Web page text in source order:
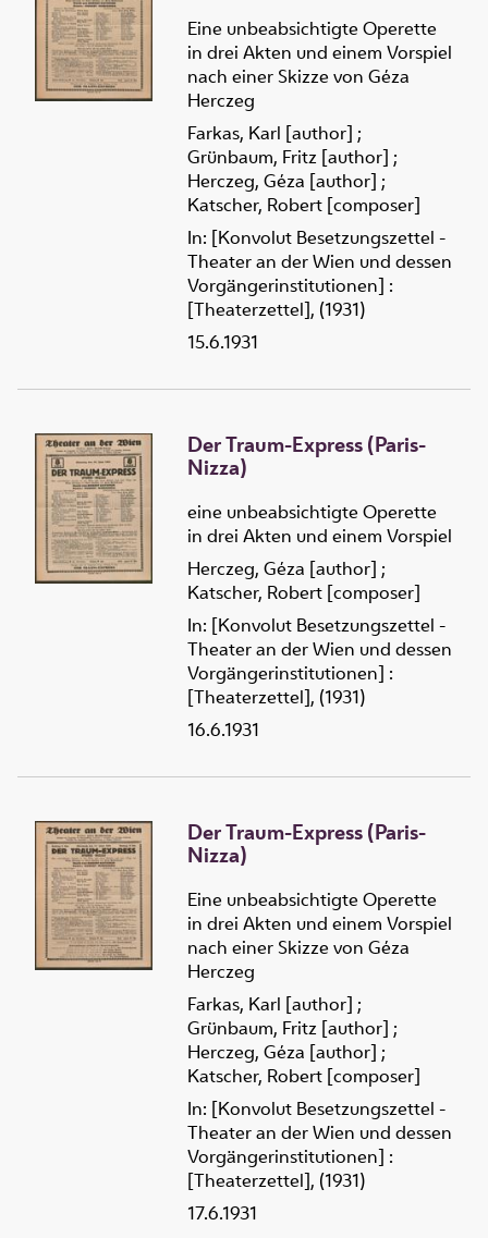
Eine unbeabsichtigte Operette
in drei Akten und einem Vorspiel
nach einer Skizze von Géza
Herczeg
Farkas, Karl [author] ;
Grünbaum, Fritz [author] ;
Herczeg, Géza [author] ;
Katscher, Robert [composer]
In: [Konvolut Besetzungszettel -
Theater an der Wien und dessen
Vorgängerinstitutionen] :
[Theaterzettel], (1931)
15.6.1931
Der Traum-Express (Paris-
Nizza)
eine unbeabsichtigte Operette
in drei Akten und einem Vorspiel
Herczeg, Géza [author] ;
Katscher, Robert [composer]
In: [Konvolut Besetzungszettel -
Theater an der Wien und dessen
Vorgängerinstitutionen] :
[Theaterzettel], (1931)
16.6.1931
Der Traum-Express (Paris-
Nizza)
Eine unbeabsichtigte Operette
in drei Akten und einem Vorspiel
nach einer Skizze von Géza
Herczeg
Farkas, Karl [author] ;
Grünbaum, Fritz [author] ;
Herczeg, Géza [author] ;
Katscher, Robert [composer]
In: [Konvolut Besetzungszettel -
Theater an der Wien und dessen
Vorgängerinstitutionen] :
[Theaterzettel], (1931)
17.6.1931